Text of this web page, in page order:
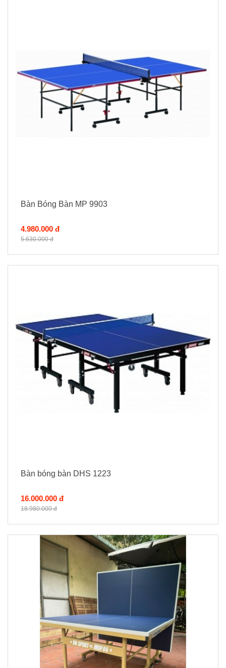
Bàn Bóng Bàn MP 9903
4.980.000 đ
5.630.000 đ
Bàn bóng bàn DHS 1223
16.000.000 đ
18.980.000 đ